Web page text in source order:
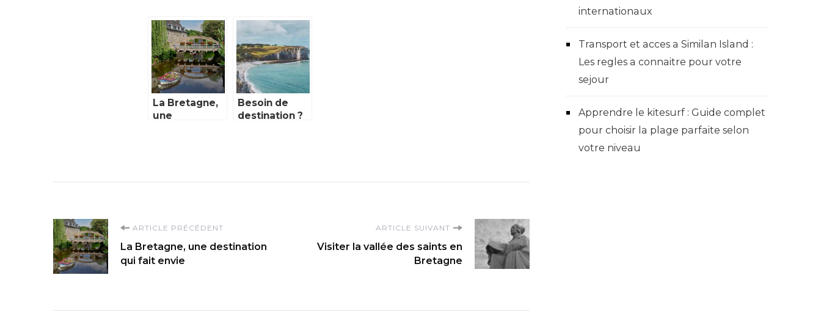
La Bretagne,
une
Besoin de
destination ?
Navigation
d'article
ARTICLE PRÉCÉDENT
La Bretagne, une destination
qui fait envie
ARTICLE SUIVANT
Visiter la vallée des saints en
Bretagne
internationaux
Transport et acces a Similan Island :
Les regles a connaitre pour votre
sejour
Apprendre le kitesurf : Guide complet
pour choisir la plage parfaite selon
votre niveau